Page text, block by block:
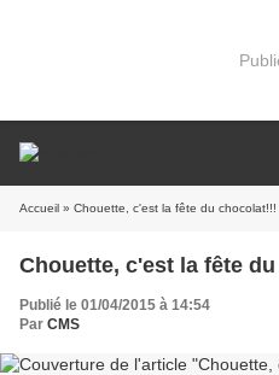
Accueil » Chouette, c'est la fête du chocolat!!!
Chouette, c'est la fête
Publié le 01/04/2015 à 14:54
Par CMS